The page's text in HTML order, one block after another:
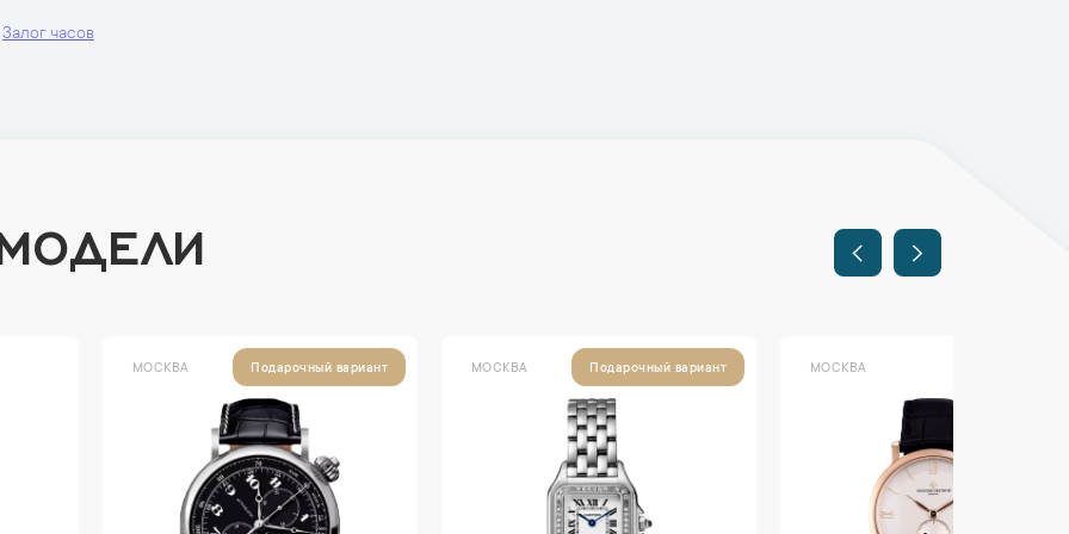
Залог часов
Подарочный вариант МОСКВА Подарочный вариант МОСКВА